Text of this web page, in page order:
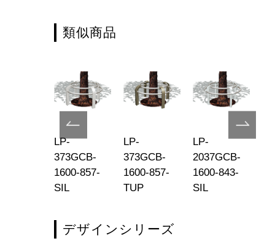
類似商品
LP-
373GCB-
1600-857-
SIL
LP-
373GCB-
1600-857-
TUP
LP-
2037GCB-
1600-843-
SIL
デザインシリーズ